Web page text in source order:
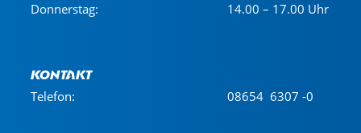
Donnerstag:
14.00 – 17.00 Uhr
Kontakt
Telefon: 08654 6307 -0